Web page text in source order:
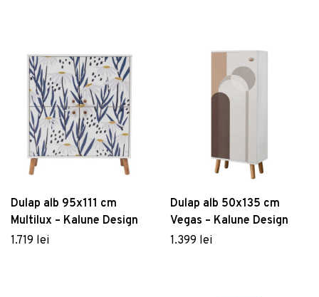
Dulap alb 95x111 cm
Multilux – Kalune Design
1.719 lei
Dulap alb 50x135 cm
Vegas – Kalune Design
1.399 lei